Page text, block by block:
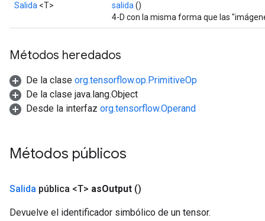
Salida <T> salida ()
4-D con la misma forma que las
Métodos heredados
De la clase org.tensorflow.op.PrimitiveOp
De la clase java.lang.Object
Desde la interfaz org.tensorflow.Operand
Métodos públicos
Salida pública <T> asOutput ()
Devuelve el identificador simbólico de un tensor.